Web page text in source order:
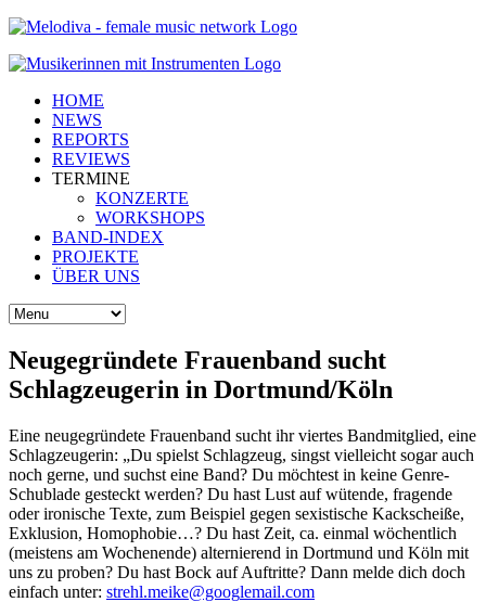
HOME
NEWS
REPORTS
REVIEWS
TERMINE
KONZERTE
WORKSHOPS
BAND-INDEX
PROJEKTE
ÜBER UNS
Neugegründete Frauenband sucht
Schlagzeugerin in Dortmund/Köln
Eine neugegründete Frauenband sucht ihr viertes Bandmitglied, eine
Schlagzeugerin: „Du spielst Schlagzeug, singst vielleicht sogar auch
noch gerne, und suchst eine Band? Du möchtest in keine Genre-
Schublade gesteckt werden? Du hast Lust auf wütende, fragende
oder ironische Texte, zum Beispiel gegen sexistische Kackscheiße,
Exklusion, Homophobie…? Du hast Zeit, ca. einmal wöchentlich
(meistens am Wochenende) alternierend in Dortmund und Köln mit
uns zu proben? Du hast Bock auf Auftritte? Dann melde dich doch
einfach unter:
moc.l
iamel
goog@
ekiem
.lher
ts